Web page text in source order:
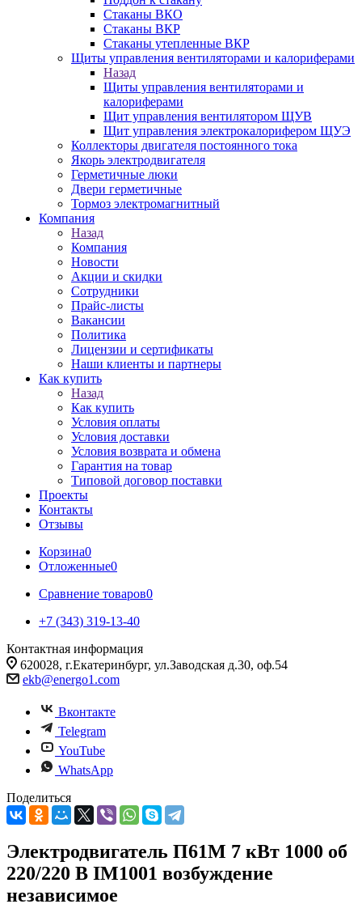
Стаканы ВКО
Стаканы ВКР
Стаканы утепленные ВКР
Щиты управления вентиляторами и калориферами
Назад
Щиты управления вентиляторами и
калориферами
Щит управления вентилятором ЩУВ
Щит управления электрокалорифером ЩУЭ
Коллекторы двигателя постоянного тока
Якорь электродвигателя
Герметичные люки
Двери герметичные
Тормоз электромагнитный
Компания
Назад
Компания
Новости
Акции и скидки
Сотрудники
Прайс-листы
Вакансии
Политика
Лицензии и сертификаты
Наши клиенты и партнеры
Как купить
Назад
Как купить
Условия оплаты
Условия доставки
Условия возврата и обмена
Гарантия на товар
Типовой договор поставки
Проекты
Контакты
Отзывы
Корзина0
Отложенные0
Сравнение товаров0
+7 (343) 319-13-40
Контактная информация
620028, г.Екатеринбург, ул.Заводская д.30, оф.54
ekb@energo1.com
Вконтакте
Telegram
YouTube
WhatsApp
Поделиться
Электродвигатель П61М 7 кВт 1000 об
220/220 В IM1001 возбуждение
независимое